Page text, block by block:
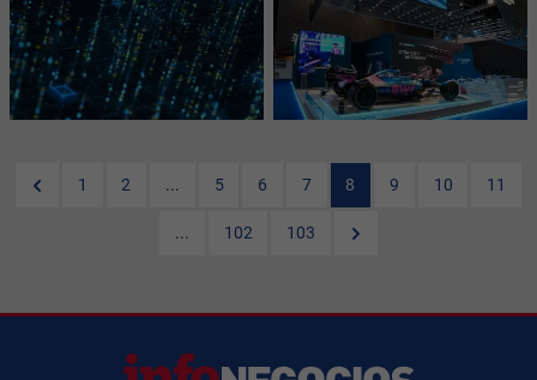
1 2 ... 5 6 7 8 9 10 11
... 102 103